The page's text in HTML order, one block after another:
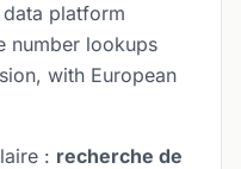
platform
number lookups
with European
: recherche de